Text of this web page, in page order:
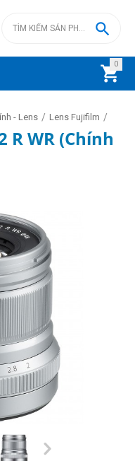
0


- Lens / Lens Fujifilm /
WR (Chính